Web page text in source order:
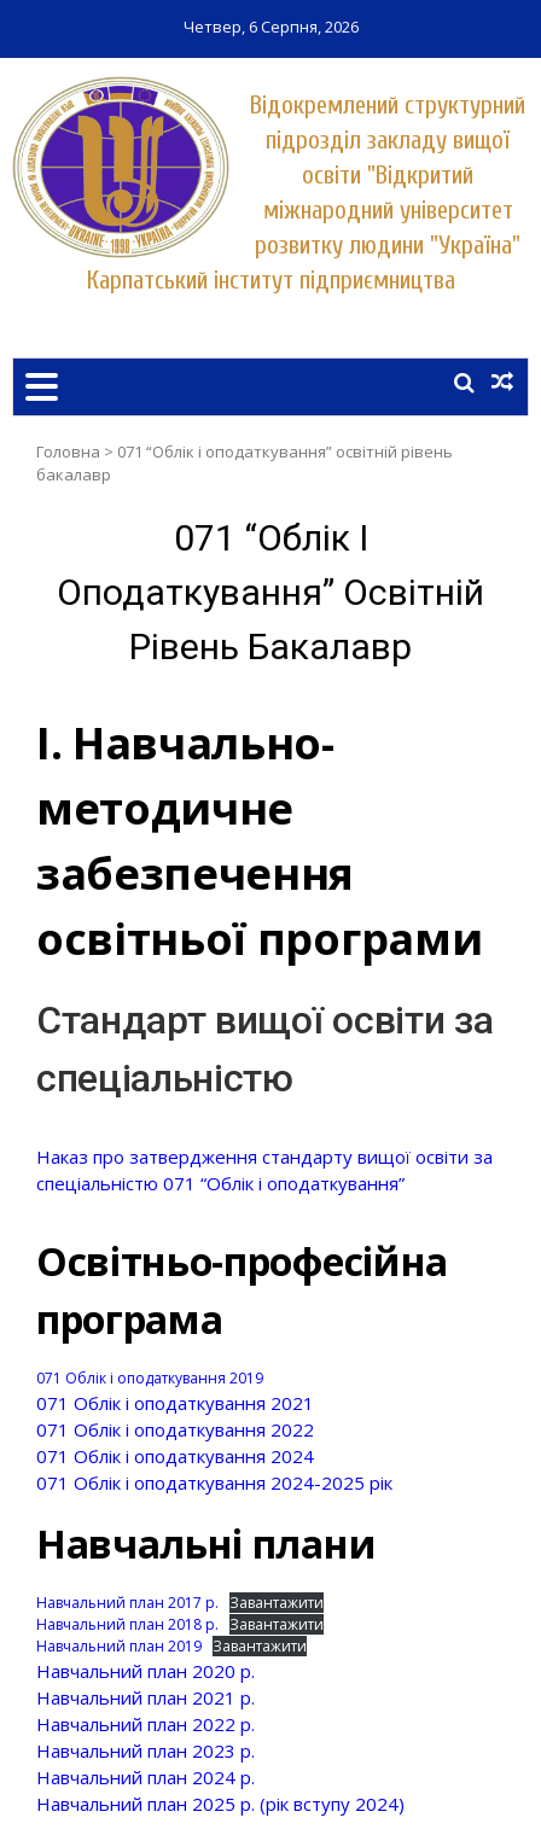
Четвер, 6 Серпня, 2026
Відокремлений структурний
підрозділ закладу вищої
освіти "Відкритий
міжнародний університет
розвитку людини "Україна"
Карпатський інститут підприємництва
УНІВЕРСИТЕТУ "УКРАЇНА"
Головна > 071 “Облік і оподаткування” освітній рівень
бакалавр
071 “Облік І
Оподаткування” Освітній
Рівень Бакалавр
І. Навчально-
методичне
забезпечення
освітньої програми
Стандарт вищої освіти за
спеціальністю
Наказ про затвердження стандарту вищої освіти за
спеціальністю 071 “Облік і оподаткування”
Освітньо-професійна
програма
071 Облік і оподаткування 2019
071 Облік і оподаткування 2021
071 Облік і оподаткування 2022
071 Облік і оподаткування 2024
071 Облік і оподаткування 2024-2025 рік
Навчальні плани
Навчальний план 2017 р.
Завантажити
Навчальний план 2018 р.
Завантажити
Навчальний план 2019 Завантажити
Навчальний план 2020 р.
Навчальний план 2021 р.
Навчальний план 2022 р.
Навчальний план 2023 р.
Навчальний план 2024 р.
Навчальний план 2025 р. (рік вступу 2024)